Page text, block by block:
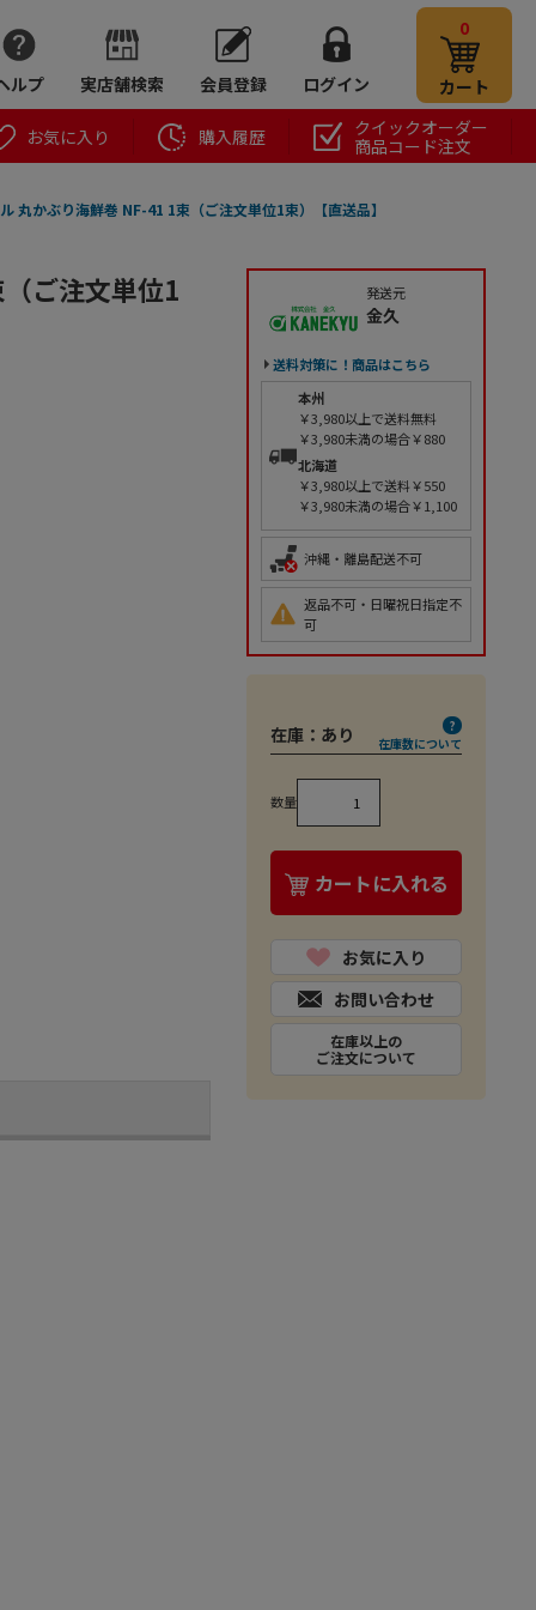
ルプ 実店舗検索 会員登録 ログイン
0
カート
お気に入り 購入履歴
クイックオーダー
商品コード注文
丸かぶり海鮮巻 NF-41 1束（ご注文単位1束）【直送品】
ご注文単位1 発送元
金久
送料対策に！商品はこちら
本州
￥3,980以上で送料無料
￥3,980未満の場合￥880
北海道
￥3,980以上で送料￥550
￥3,980未満の場合￥1,100
沖縄・離島配送不可
返品不可・日曜祝日指定不
可
在庫： あり 在庫数について
数量
カートに入れる
お気に入り
お問い合わせ
在庫以上の
ご注文について